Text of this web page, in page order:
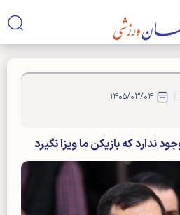
۱۴۰۵/۰۳/۰۴
ندارد که بازیکن ما ویزا نگیرد